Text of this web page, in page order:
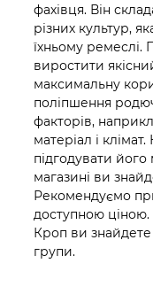
фахівця. Він
різних культур,
їхньому ремеслі.
виростити
максимальну
поліпшення
факторів,
матеріал і
підгодувати
магазині ви
Рекомендуємо
доступною ціною.
Кроп ви
групи.